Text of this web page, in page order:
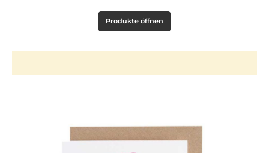
Produkte öffnen